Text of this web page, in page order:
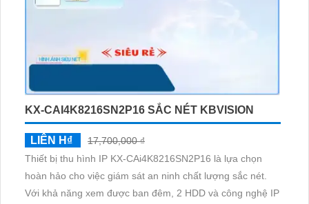
KX-CAI4K8216SN2P16 SẮC NÉT KBVISION
LIÊN H₫
17,700,000 ₫
Thiết bị thu hình IP KX-CAi4K8216SN2P16 là lựa chọn
hoàn hảo cho việc giám sát an ninh chất lượng sắc nét.
Với khả năng xem được ban đêm, 2 HDD và công nghệ IP